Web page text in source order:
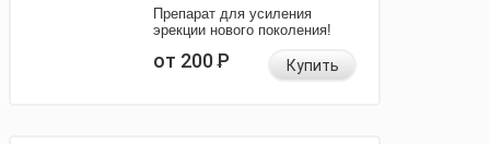
Препарат для усиления
эрекции нового поколения!
от 200Р Купить